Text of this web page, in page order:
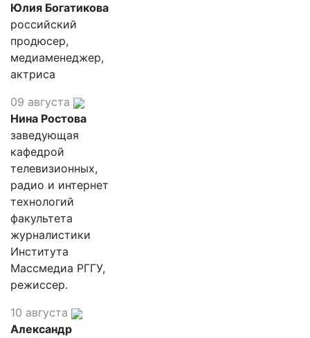
Юлия Богатикова
российский
продюсер,
медиаменеджер,
актриса
09 августа
Нина Ростова
заведующая
кафедрой
телевизионных,
радио и интернет
технологий
факультета
журналистики
Института
Массмедиа РГГУ,
режиссер.
10 августа
Александр